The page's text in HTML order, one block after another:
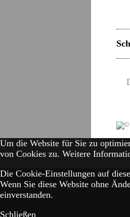
Um die Website für Sie zu
von Cookies zu. Weitere
Die Cookie-Einstellungen auf
Wenn Sie diese Website ohne
einverstanden.
Schließen